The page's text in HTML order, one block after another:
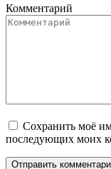
Комментарий
Сохранить моё
последующих моих